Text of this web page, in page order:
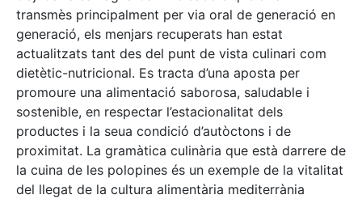
transmès principalment per via oral de generació en
generació, els menjars recuperats han estat
actualitzats tant des del punt de vista culinari com
dietètic-nutricional. Es tracta d’una aposta per
promoure una alimentació saborosa, saludable i
sostenible, en respectar l’estacionalitat dels
productes i la seua condició d’autòctons i de
proximitat. La gramàtica culinària que està darrere de
la cuina de les polopines és un exemple de la vitalitat
del llegat de la cultura alimentària mediterrània